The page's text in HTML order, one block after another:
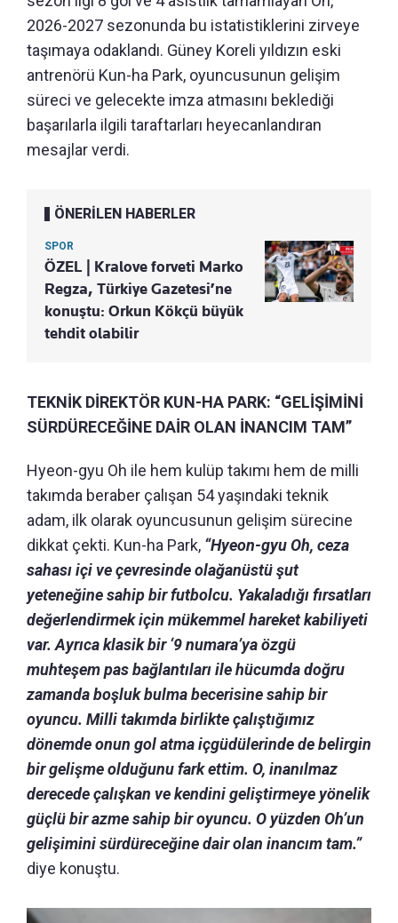
2026-2027 sezonunda bu istatistiklerini zirveye
taşımaya odaklandı. Güney Koreli yıldızın eski
antrenörü Kun-ha Park, oyuncusunun gelişim
süreci ve gelecekte imza atmasını beklediği
başarılarla ilgili taraftarları heyecanlandıran
mesajlar verdi.
ÖNERİLEN HABERLER
SPOR
ÖZEL | Kralove forveti Marko
Regza, Türkiye Gazetesi’ne
konuştu: Orkun Kökçü büyük
tehdit olabilir
TEKNİK DİREKTÖR KUN-HA PARK: “GELİŞİMİNİ
SÜRDÜRECEĞİNE DAİR OLAN İNANCIM TAM”
Hyeon-gyu Oh ile hem kulüp takımı hem de milli
takımda beraber çalışan 54 yaşındaki teknik
adam, ilk olarak oyuncusunun gelişim sürecine
dikkat çekti. Kun-ha Park, “Hyeon-gyu Oh, ceza
sahası içi ve çevresinde olağanüstü şut
yeteneğine sahip bir futbolcu. Yakaladığıfırsatları
değerlendirmek için mükemmel hareket kabiliyeti
var. Ayrıca klasik bir ‘9 numara’ya özgü
muhteşem pas bağlantıları ile hücumda doğru
zamanda boşluk bulma becerisine sahip bir
oyuncu. Milli takımda birlikte çalıştığımız
dönemde onun gol atma içgüdülerinde de belirgin
bir gelişme olduğunu fark ettim. O, inanılmaz
derecede çalışkan ve kendini geliştirmeye yönelik
güçlü bir azme sahip bir oyuncu. O yüzden Oh’un
gelişimini sürdüreceğine dair olan inancım tam.”
diye konuştu.